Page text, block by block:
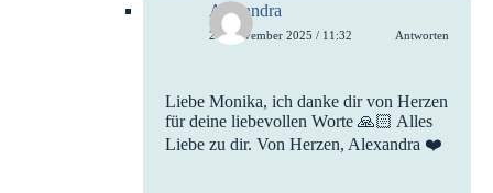
Alexandra
24. November 2025 / 11:32 Antworten
Liebe Monika, ich danke dir von Herzen
für deine liebevollen Worte 🙏🏻 Alles
Liebe zu dir. Von Herzen, Alexandra ❤️